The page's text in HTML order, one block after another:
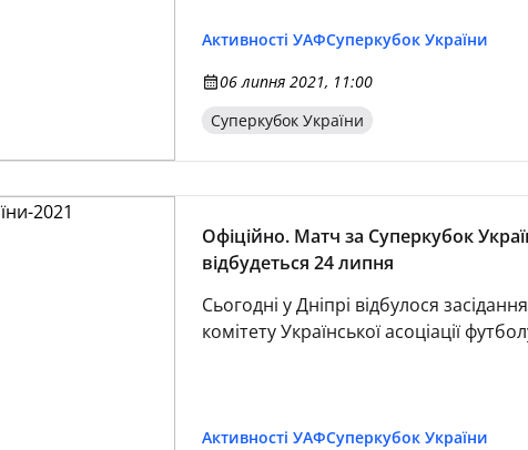
Активності УАФСуперкубок України
06 липня 2021, 11:00
Суперкубок України
Офіційно. Матч за Суперкубок
відбудеться 24 липня
Сьогодні у Дніпрі відбулося
комітету Української асоціації
Активності УАФСуперкубок України